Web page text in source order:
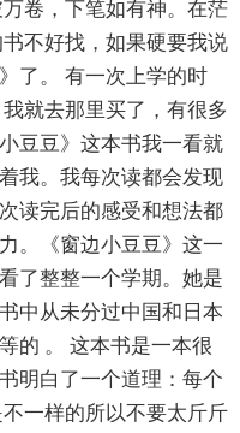
万卷，下笔如有神。在茫
不好找，如果硬要我说
了。 有一次上学的时
就去那里买了，有很多
豆豆》这本书我一看就
我。我每次读都会发现
读完后的感受和想法都
。《窗边小豆豆》这一
了整整一个学期。她是
中从未分过中国和日本
的 。 这本书是一本很
明白了一个道理：每个
一样的所以不要太斤斤